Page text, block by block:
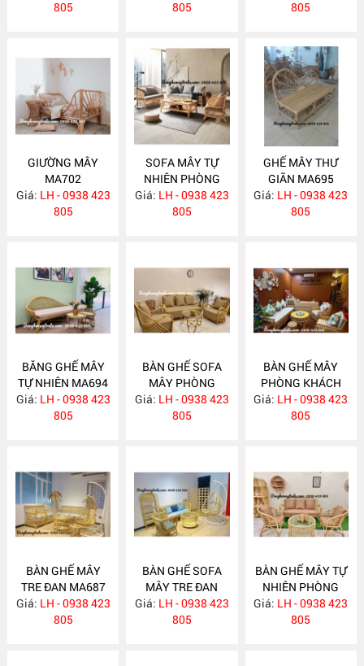
805 805 805
GIƯỜNG MÂY
MA702
Giá: LH - 0938 423
805
SOFA MÂY TỰ
NHIÊN PHÒNG
KHÁCH MA697
Giá: LH - 0938 423
805
GHẾ MÂY THƯ
GIÃN MA695
Giá: LH - 0938 423
805
BĂNG GHẾ MÂY
TỰ NHIÊN MA694
Giá: LH - 0938 423
805
BÀN GHẾ SOFA
MÂY PHÒNG
KHÁCH MA689
Giá: LH - 0938 423
805
BÀN GHẾ MÂY
PHÒNG KHÁCH
MA688
Giá: LH - 0938 423
805
BÀN GHẾ MÂY
TRE ĐAN MA687
Giá: LH - 0938 423
805
BÀN GHẾ SOFA
MÂY TRE ĐAN
MA686
Giá: LH - 0938 423
805
BÀN GHẾ MÂY TỰ
NHIÊN PHÒNG
KHÁCH MA685
Giá: LH - 0938 423
805